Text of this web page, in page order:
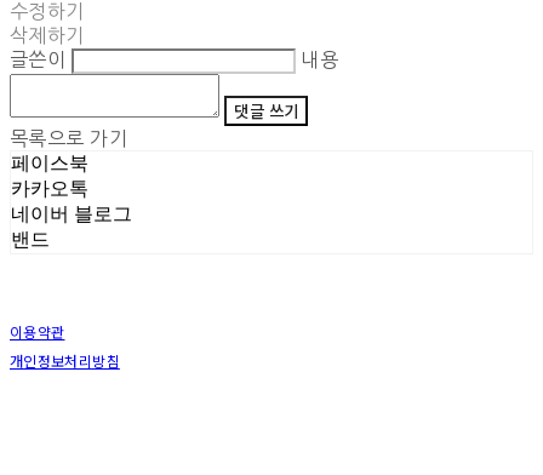
수정하기
삭제하기
글쓴이
내용
댓글 쓰기
목록으로 가기
페이스북
카카오톡
네이버 블로그
밴드
이용약관
개인정보처리방침